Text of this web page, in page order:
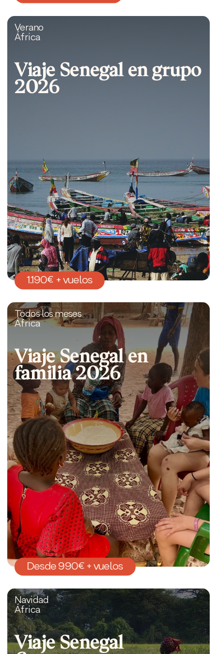
Verano
África
Viaje Senegal en grupo
2026
1.190€ + vuelos
Todos los meses
África
Viaje Senegal en
familia 2026
Desde 990€ + vuelos
Navidad
África
Viaje Senegal